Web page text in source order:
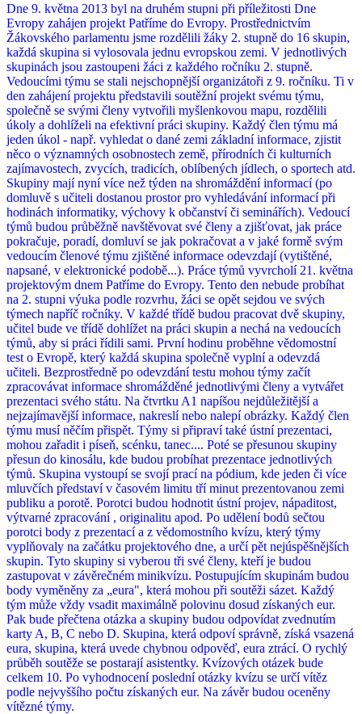
Dne 9. května 2013 byl na druhém stupni při příležitosti Dne
Evropy zahájen projekt Patříme do Evropy. Prostřednictvím
Žákovského parlamentu jsme rozdělili žáky 2. stupně do 16 skupin,
každá skupina si vylosovala jednu evropskou zemi. V jednotlivých
skupinách jsou zastoupeni žáci z každého ročníku 2. stupně.
Vedoucími týmu se stali nejschopnější organizátoři z 9. ročníku. Ti v
den zahájení projektu představili soutěžní projekt svému týmu,
společně se svými členy vytvořili myšlenkovou mapu, rozdělili
úkoly a dohlíželi na efektivní práci skupiny. Každý člen týmu má
jeden úkol - např. vyhledat o dané zemi základní informace, zjistit
něco o významných osobnostech země, přírodních či kulturních
zajímavostech, zvycích, tradicích, oblíbených jídlech, o sportech atd.
Skupiny mají nyní více než týden na shromáždění informací (po
domluvě s učiteli dostanou prostor pro vyhledávání informací při
hodinách informatiky, výchovy k občanství či seminářích). Vedoucí
týmů budou průběžně navštěvovat své členy a zjišťovat, jak práce
pokračuje, poradí, domluví se jak pokračovat a v jaké formě svým
vedoucím členové týmu zjištěné informace odevzdají (vytištěné,
napsané, v elektronické podobě...). Práce týmů vyvrcholí 21. května
projektovým dnem Patříme do Evropy. Tento den nebude probíhat
na 2. stupni výuka podle rozvrhu, žáci se opět sejdou ve svých
týmech napříč ročníky. V každé třídě budou pracovat dvě skupiny,
učitel bude ve třídě dohlížet na práci skupin a nechá na vedoucích
týmů, aby si práci řídili sami. První hodinu proběhne vědomostní
test o Evropě, který každá skupina společně vyplní a odevzdá
učiteli. Bezprostředně po odevzdání testu mohou týmy začít
zpracovávat informace shromážděné jednotlivými členy a vytvářet
prezentaci svého státu. Na čtvrtku A1 napíšou nejdůležitější a
nejzajímavější informace, nakreslí nebo nalepí obrázky. Každý člen
týmu musí něčím přispět. Týmy si připraví také ústní prezentaci,
mohou zařadit i píseň, scénku, tanec.... Poté se přesunou skupiny
přesun do kinosálu, kde budou probíhat prezentace jednotlivých
týmů. Skupina vystoupí se svojí prací na pódium, kde jeden či více
mluvčích představí v časovém limitu tří minut prezentovanou zemi
publiku a porotě. Porotci budou hodnotit ústní projev, nápaditost,
výtvarné zpracování , originalitu apod. Po udělení bodů sečtou
porotci body z prezentací a z vědomostního kvízu, který týmy
vyplňovaly na začátku projektového dne, a určí pět nejúspěšnějších
skupin. Tyto skupiny si vyberou tři své členy, kteří je budou
zastupovat v závěrečném minikvízu. Postupujícím skupinám budou
body vyměněny za „eura", která mohou při soutěži sázet. Každý
tým může vždy vsadit maximálně polovinu dosud získaných eur.
Pak bude přečtena otázka a skupiny budou odpovídat zvednutím
karty A, B, C nebo D. Skupina, která odpoví správně, získá vsazená
eura, skupina, která uvede chybnou odpověď, eura ztrácí. O rychlý
průběh soutěže se postarají asistentky. Kvízových otázek bude
celkem 10. Po vyhodnocení poslední otázky kvízu se určí vítěz
podle nejvyššího počtu získaných eur. Na závěr budou oceněny
vítězné týmy.